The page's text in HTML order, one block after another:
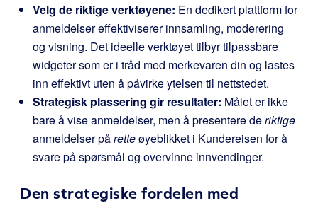
Velg de riktige verktøyene: En dedikert plattform for
anmeldelser effektiviserer innsamling, moderering
og visning. Det ideelle verktøyet tilbyr tilpassbare
widgeter som er i tråd med merkevaren din og lastes
inn effektivt uten å påvirke ytelsen til nettstedet.
Strategisk plassering gir resultater: Målet er ikke
bare å vise anmeldelser, men å presentere deriktige
anmeldelser påretteøyeblikket i Kundereisen for å
svare på spørsmål og overvinne innvendinger.
Den strategiske fordelen med